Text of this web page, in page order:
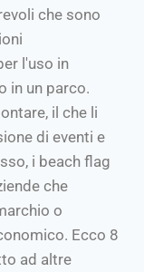
che sono
l'uso in
in un parco.
il che li
di eventi e
i beach flag
che
o
Ecco 8
ad altre